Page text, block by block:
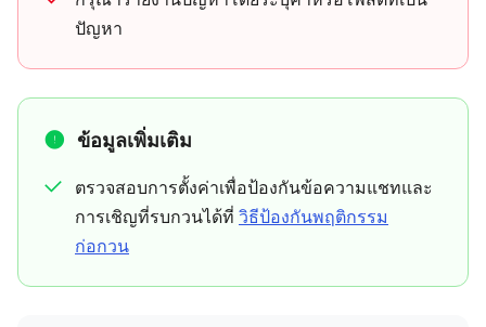
ปัญหา
ข้อมูลเพิ่มเติม
ตรวจสอบการตั้งค่าเพื่อป้องกันข้อความแชทและ
การเชิญที่รบกวนได้ที่ วิธีป้องกันพฤติกรรม
ก่อกวน